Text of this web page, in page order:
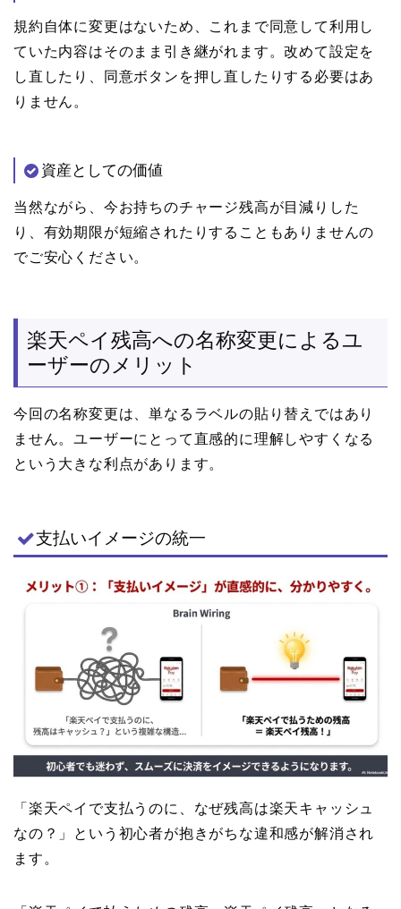
規約自体に変更はないため、これまで同意して利用し
ていた内容はそのまま引き継がれます。改めて設定を
し直したり、同意ボタンを押し直したりする必要はあ
りません。
資産としての価値
当然ながら、今お持ちのチャージ残高が目減りした
り、有効期限が短縮されたりすることもありませんの
でご安心ください。
楽天ペイ残高への名称変更によるユ
ーザーのメリット
今回の名称変更は、単なるラベルの貼り替えではあり
ません。ユーザーにとって直感的に理解しやすくなる
という大きな利点があります。
支払いイメージの統一
「楽天ペイで支払うのに、なぜ残高は楽天キャッシュ
なの？」という初心者が抱きがちな違和感が解消され
ます。